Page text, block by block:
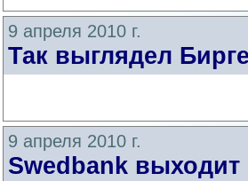
9 апреля 2010 г.
Так выглядел
9 апреля 2010 г.
Swedbank